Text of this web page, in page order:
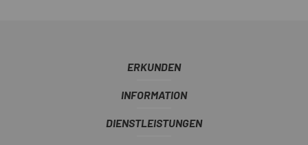
ERKUNDEN
INFORMATION
DIENSTLEISTUNGEN